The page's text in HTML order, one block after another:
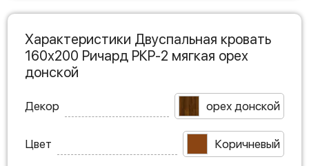
Характеристики Двуспальная кровать
160х200 Ричард РКР-2 мягкая орех
донской
Декор орех донской
Цвет Коричневый